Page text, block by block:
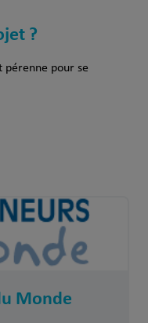
?
pérenne pour se
Monde